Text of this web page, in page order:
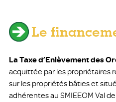
Le
La Taxe d’Enlèvement des
acquittée par les propriétaires
sur les propriétés bâties et
adhérentes au SMIEEOM Val